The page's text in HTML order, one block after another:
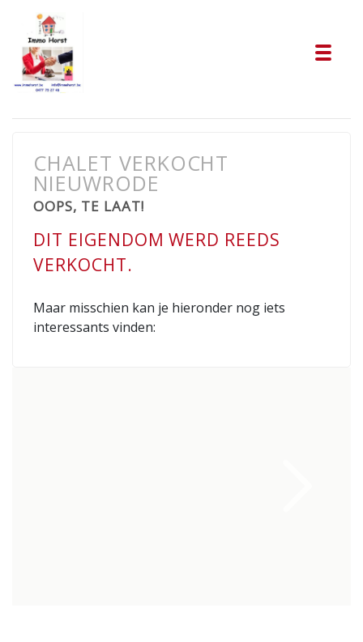
CHALET VERKOCHT
NIEUWRODE
OOPS, TE LAAT!
DIT EIGENDOM WERD REEDS
VERKOCHT.
Maar misschien kan je hieronder nog iets
interessants vinden: